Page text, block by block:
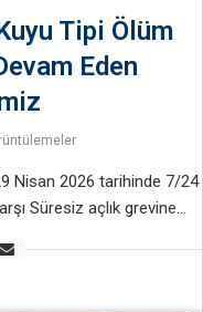
Tipi Ölüm
Eden
Nisan 2026 tarihinde 7/24
Süresiz açlık grevine